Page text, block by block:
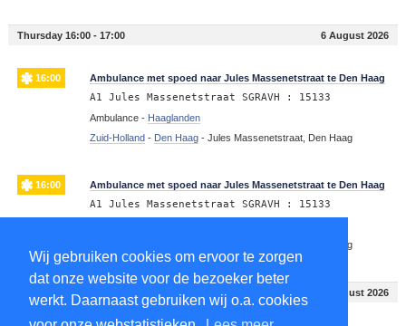
Wij gebruiken cookies om ervoor te zorgen
dat onze website voor de bezoeker beter
werkt. Daarnaast gebruiken wij o.a. cookies
Thursday 16:00 - 17:00 6 August 2026
16:00 Ambulance met spoed naar Jules Massenetstraat te Den Haag
A1 Jules Massenetstraat SGRAVH : 15133
Ambulance - Haaglanden
Zuid-Holland- Den Haag- Jules Massenetstraat, Den Haag
16:00 Ambulance met spoed naar Jules Massenetstraat te Den Haag
A1 Jules Massenetstraat SGRAVH : 15133
Jules Massenetstraat, Den Haag
Thursday 15:00 - 16:00 6 August 2026